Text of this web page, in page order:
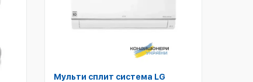
Мульти сплит система LG